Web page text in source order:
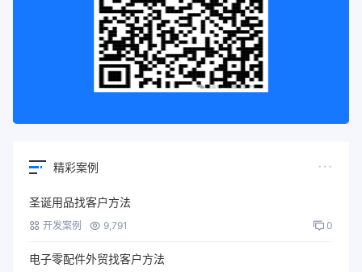
精彩案例
圣诞用品找客户方法
开发案例 9,791 0
电子零配件外贸找客户方法